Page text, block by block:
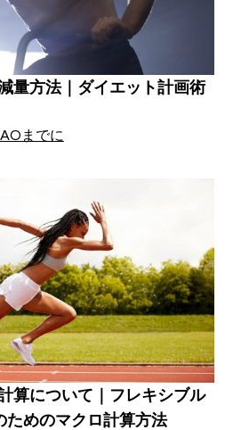
量方法｜ダイエット計画術
までに
算について｜フレキシブル
ためのマクロ計算方法